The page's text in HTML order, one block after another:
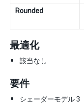
Rounded
最適化
該当なし
要件
シェーダーモデル 3